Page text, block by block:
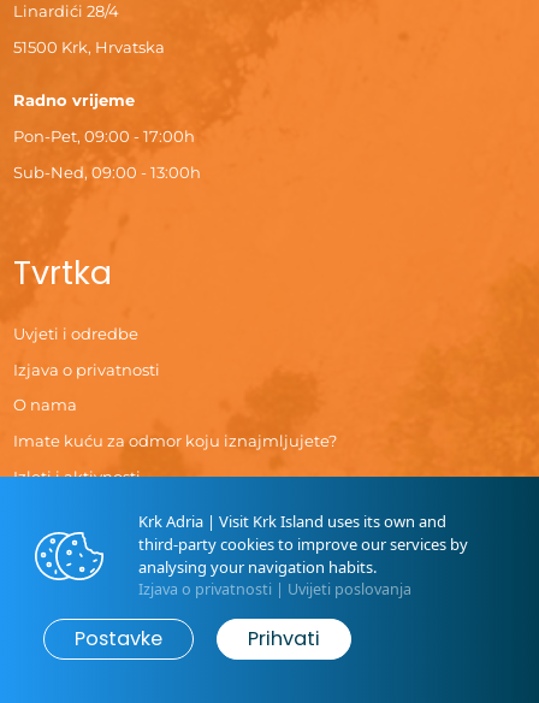
Linardići 28/4
51500 Krk, Hrvatska
Radno vrijeme
Pon-Pet, 09:00 - 17:00h
Sub-Ned, 09:00 - 13:00h
Tvrtka
Uvjeti i odredbe
Izjava o privatnosti
O nama
Imate kuću za odmor koju iznajmljujete?
Izleti i aktivnosti
Jeste li skenirali našu vizitku?
Informacije o putovanju
Odredišta
Krk Adria | Visit Krk Island uses its own and
third-party cookies to improve our services by
analysing your navigation habits.
Izjava o privatnosti Uvijeti poslovanja
Postavke Prihvati